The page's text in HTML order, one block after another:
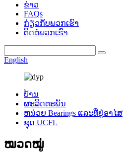
ຂ່າວ
FAQs
ກ່ຽວກັບພວກເຮົາ
ຕິດຕໍ່ພວກເຮົາ
English
ບ້ານ
ຜະລິດຕະພັນ
ຫນ່ວຍ Bearings ແລະທີ່ຢູ່ອາໄສ
ຊຸດ UCFL
ໝວດໝູ່